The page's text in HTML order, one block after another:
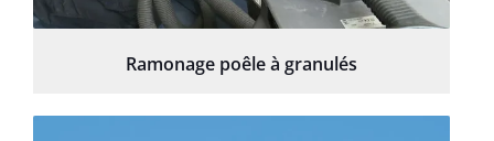
Ramonage poêle à granulés